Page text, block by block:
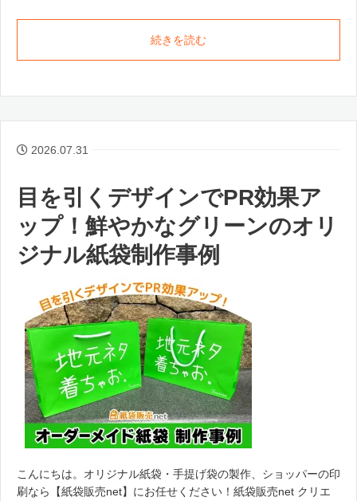
続きを読む
2026.07.31
目を引くデザインでPR効果ア
ップ！鮮やかなグリーンのオリ
ジナル紙袋制作事例
こんにちは。オリジナル紙袋・手提げ袋の製作、ショッパーの印
刷なら【紙袋販売net】にお任せください！紙袋販売net クリエ